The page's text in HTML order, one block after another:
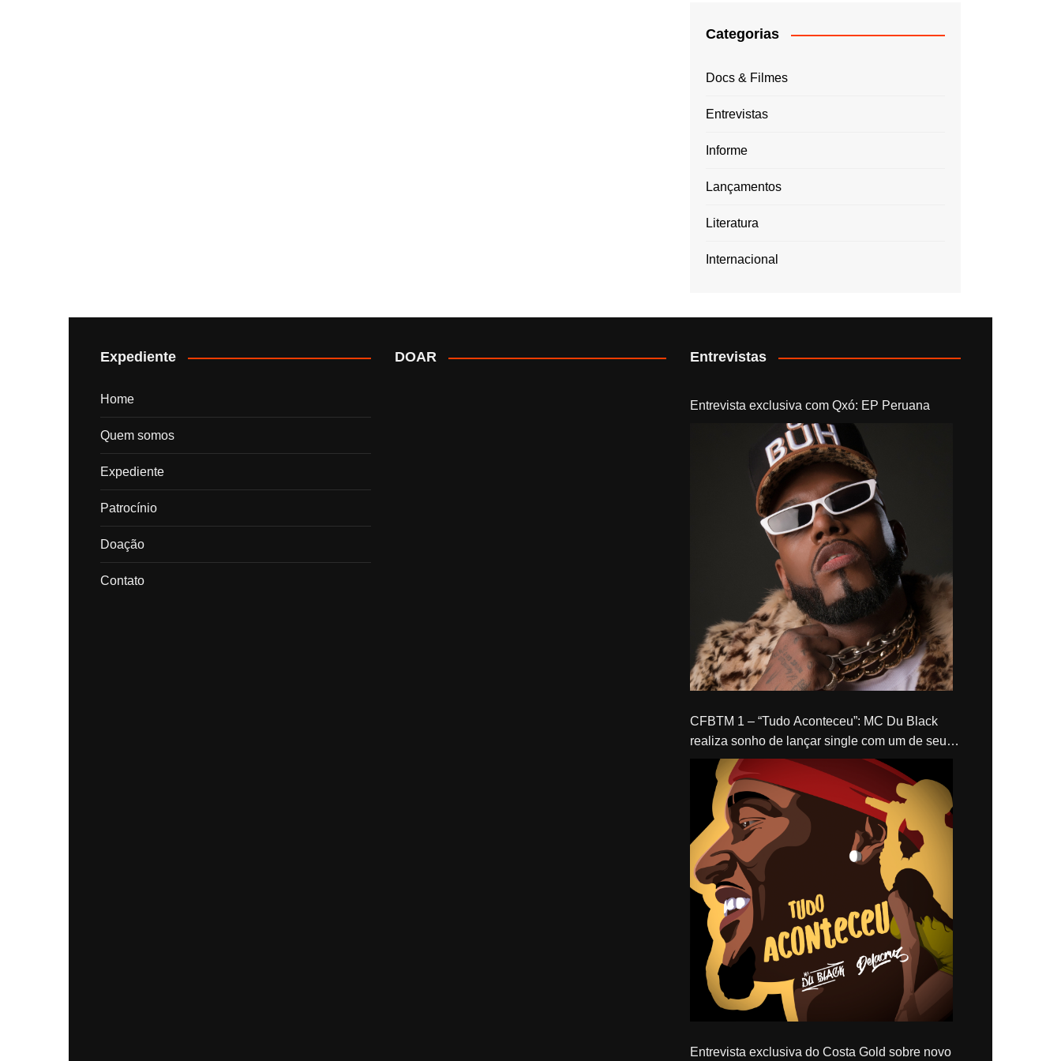
Categorias
Docs & Filmes
Entrevistas
Informe
Lançamentos
Literatura
Internacional
Expediente
Home
Quem somos
Expediente
Patrocínio
Doação
Contato
DOAR Entrevistas
Entrevista exclusiva com Qxó: EP Peruana
CFBTM 1 – “Tudo Aconteceu”: MC Du Black
realiza sonho de lançar single com um de seus
ídolos, Delacruz
Entrevista exclusiva do Costa Gold sobre novo